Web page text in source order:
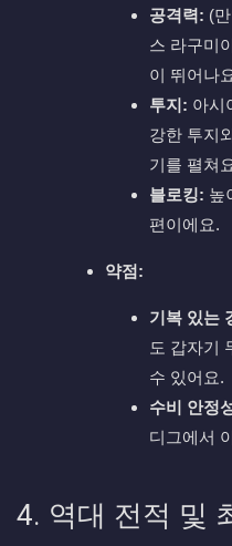
공격력: (
스 라구미
이 뛰어나
투지: 아시
강한 투지
기를 펼쳐
블로킹: 높
편이에요.
약점:
기복 있는
도 갑자기
수 있어요.
수비 안정
디그에서
4. 역대 전적 및